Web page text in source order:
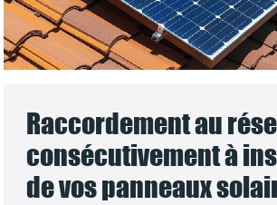
Raccordement au
consécutivement à
de vos panneaux